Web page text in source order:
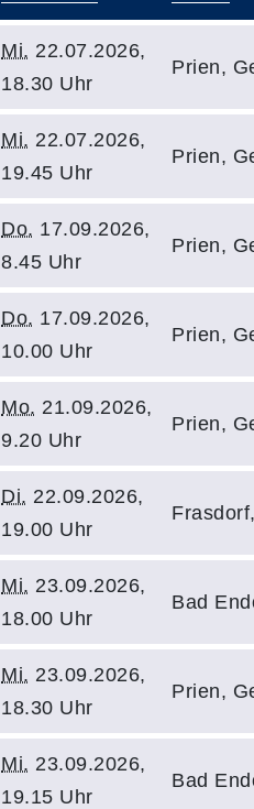
Mi. 22.07.2026,
18.30 Uhr
Prien,
Mi. 22.07.2026,
19.45 Uhr
Prien,
Do. 17.09.2026,
8.45 Uhr
Prien,
Do. 17.09.2026,
10.00 Uhr
Prien,
Mo. 21.09.2026,
9.20 Uhr
Prien,
Di. 22.09.2026,
19.00 Uhr
Mi. 23.09.2026,
18.00 Uhr
Bad
Mi. 23.09.2026,
18.30 Uhr
Prien,
Mi. 23.09.2026,
19.15 Uhr
Bad